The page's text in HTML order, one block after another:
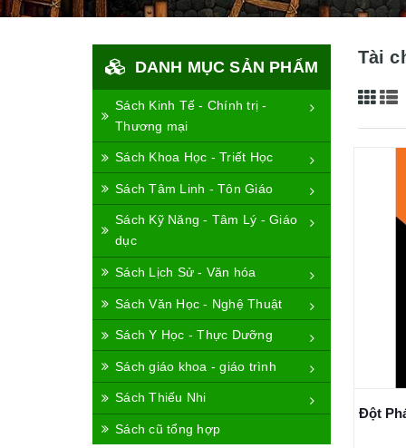
Tài
DANH MỤC SẢN PHẨM
Sách Kinh Tế - Chính trị -
Thương mại
Sách Khoa Học - Triết Học
Sách Tâm Linh - Tôn Giáo
Sách Kỹ Năng - Tâm Lý - Giáo
dục
Sách Lịch Sử - Văn hóa
Sách Văn Học - Nghệ Thuật
Sách Y Học - Thực Dưỡng
Sách giáo khoa - giáo trình
Sách Thiếu Nhi
Sách cũ tổng hợp